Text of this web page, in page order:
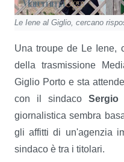
Le Iene al Giglio, cercano
Una troupe de Le Iene,
della trasmissione
Giglio Porto e sta
con il sindacoSergio
giornalistica sembra
gli affitti di un'agenzia
sindaco è tra i titolari.